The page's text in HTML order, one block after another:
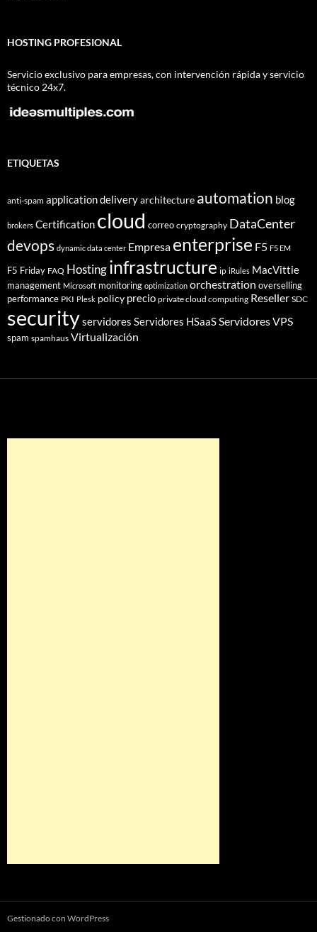
HOSTING PROFESIONAL
Servicio exclusivo para empresas, con intervención rápida y servicio
técnico 24x7.
ETIQUETAS
anti-spam application deliveryarchitecture automation blog
brokers Certification cloud correo cryptography DataCenter
devops dynamic data center Empresa enterprise F5 F5 EM
F5 Friday FAQ Hostinginfrastructure ip iRules MacVittie
management Microsoft monitoring optimization orchestration overselling
performance PKI Plesk policy precio private cloud computing Reseller SDC
securityservidores Servidores HSaaSServidores VPS
spam spamhaus Virtualización
Gestionado con WordPress